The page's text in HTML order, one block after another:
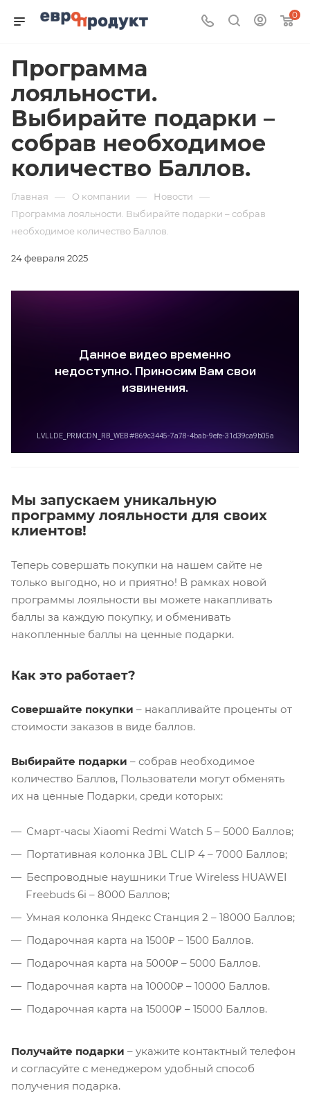
0
Программа
лояльности.
Выбирайте подарки –
собрав необходимое
количество Баллов.
Главная — О компании — Новости —
Программа лояльности. Выбирайте подарки – собрав
необходимое количество Баллов.
24 февраля 2025
Мы запускаем уникальную
программу лояльности для своих
клиентов!
Теперь совершать покупки на нашем сайте не
только выгодно, но и приятно! В рамках новой
программы лояльности вы можете накапливать
баллы за каждую покупку, и обменивать
накопленные баллы на ценные подарки.
Как это работает?
Совершайте покупки – накапливайте проценты от
стоимости заказов в виде баллов.
Выбирайте подарки – собрав необходимое
количество Баллов, Пользователи могут обменять
их на ценные Подарки, среди которых:
Смарт-часы Xiaomi Redmi Watch 5 – 5000 Баллов;
Портативная колонка JBL CLIP 4 – 7000 Баллов;
Беспроводные наушники True Wireless HUAWEI
Freebuds 6i – 8000 Баллов;
Умная колонка Яндекс Станция 2 – 18000 Баллов;
Подарочная карта на 1500₽ – 1500 Баллов.
Подарочная карта на 5000₽ – 5000 Баллов.
Подарочная карта на 10000₽ – 10000 Баллов.
Подарочная карта на 15000₽ – 15000 Баллов.
Получайте подарки – укажите контактный телефон
и согласуйте с менеджером удобный способ
получения подарка.